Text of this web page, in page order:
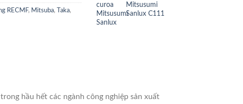
RECMF, Mitsuba, Taka,
Mitsusumi
Sanlux C111
hầu hết các ngành công nghiệp sản xuất